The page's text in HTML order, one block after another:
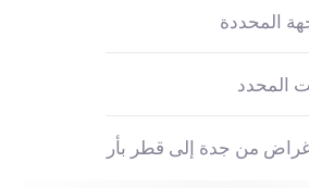
المحددة
المحدد
من جدة إلى قطر بأرخص الأسعار